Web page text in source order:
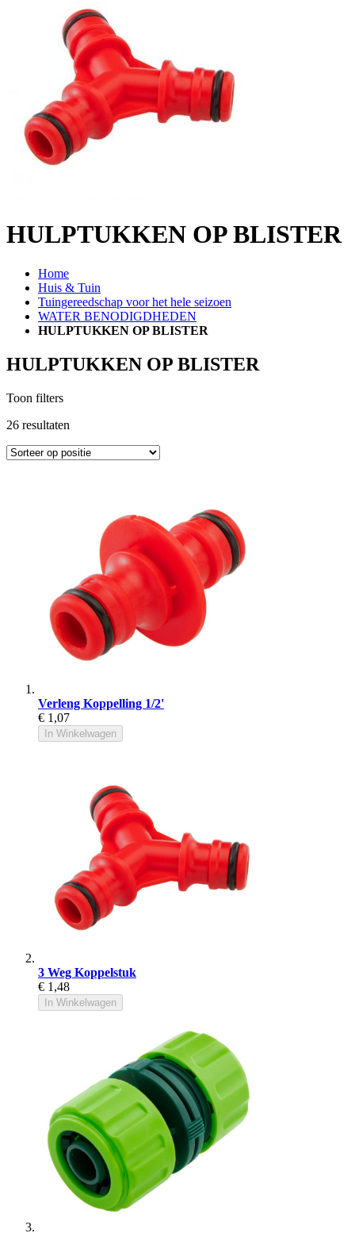
HULPTUKKEN OP BLISTER
Home
Huis & Tuin
Tuingereedschap voor het hele seizoen
WATER BENODIGDHEDEN
HULPTUKKEN OP BLISTER
HULPTUKKEN OP BLISTER
Toon filters
26 resultaten
Verleng Koppelling 1/2'
€ 1,07
In Winkelwagen
3 Weg Koppelstuk
€ 1,48
In Winkelwagen